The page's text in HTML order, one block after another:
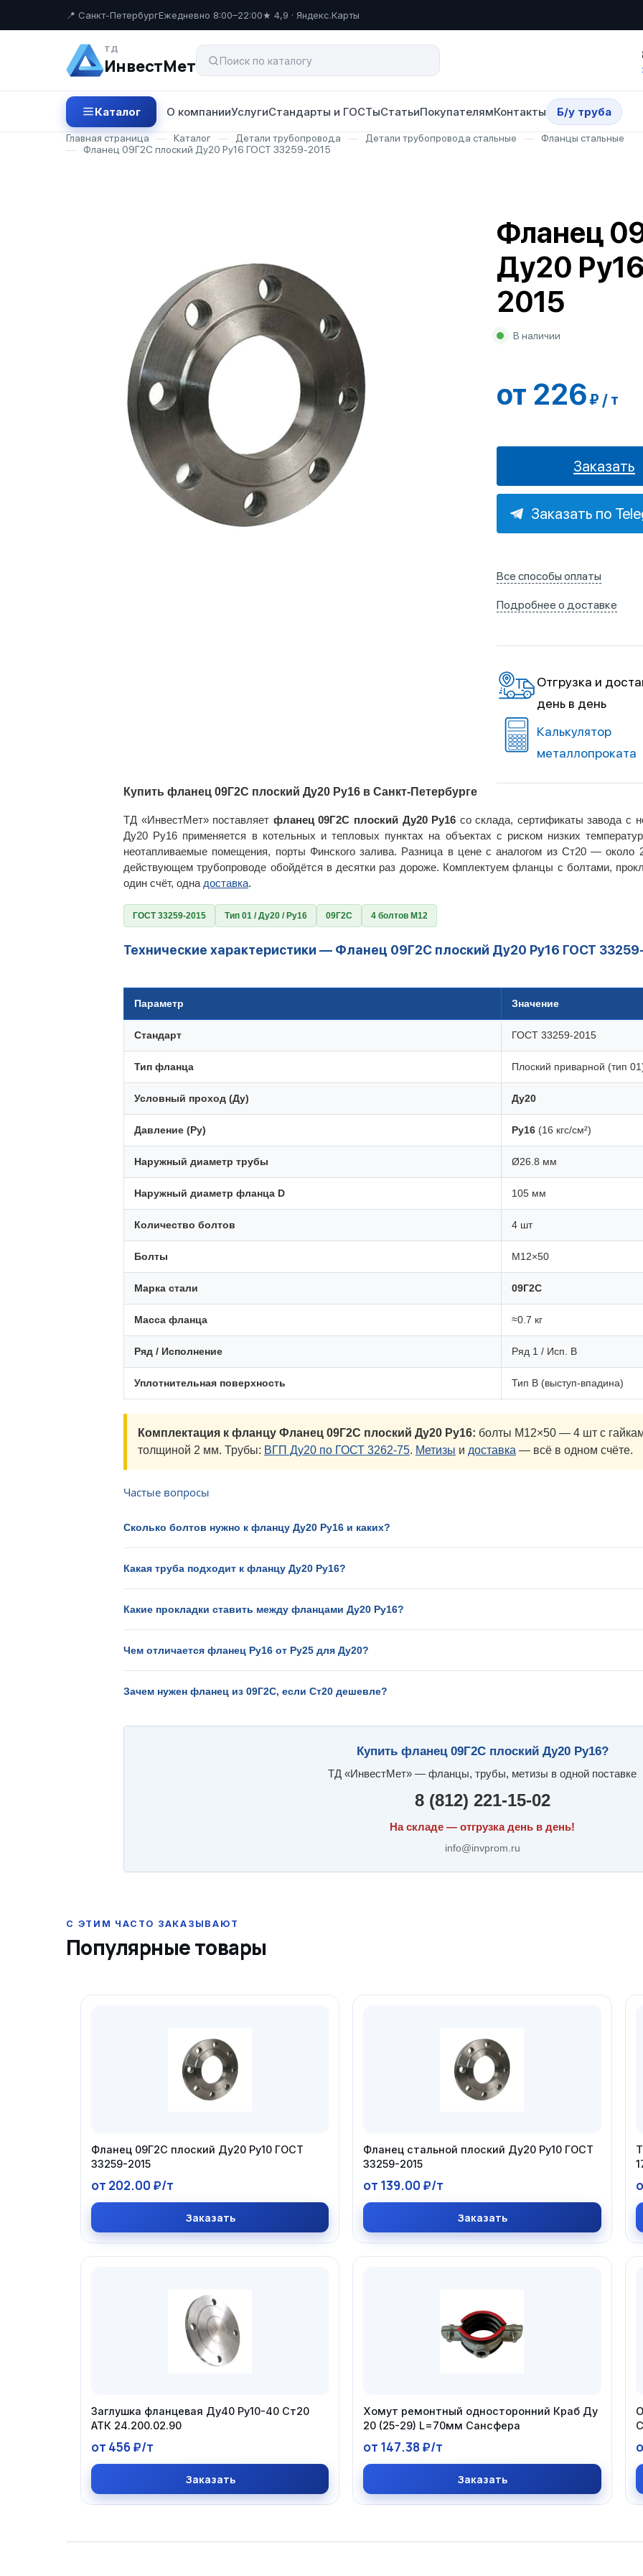
📍 Санкт-ПетербургЕжедневно 8:00–22:00★ 4,9 · Яндекс.Карты
ТД
ИнвестМет
Каталог О компанииУслугиСтандарты и ГОСТыСтатьиПокупателямКонтакты Б/у труба
Главная страница — Каталог — Детали трубопровода — Детали трубопровода стальные —
Фланцы стальные
—
Фланец 09Г2С плоский Ду20 Ру16 ГОСТ 33259-2015
Фланец
Ду20
2015
В наличии
от 226 ₽ / т
Заказать
Заказать по
Все способы оплаты
Подробнее о доставке
Отгрузка и
день в день
Калькулятор
металлопроката
Купить фланец 09Г2С плоский Ду20 Ру16 в Санкт-Петербурге
ТД «ИнвестМет» поставляет фланец 09Г2С плоский Ду20 Ру16 со склада, сертификаты завода с
Ду20 Ру16 применяется в котельных и тепловых пунктах на объектах с риском низких
неотапливаемые помещения, порты Финского залива. Разница в цене с аналогом из Ст20 — около
действующем трубопроводе обойдётся в десятки раз дороже. Комплектуем фланцы с болтами,
один счёт, одна доставка.
ГОСТ 33259-2015 Тип 01 / Ду20 / Ру16 09Г2С 4 болтов М12
Технические характеристики — Фланец 09Г2С плоский Ду20 Ру16 ГОСТ
Параметр Значение
Стандарт ГОСТ 33259-2015
Тип фланца Плоский приварной (тип
Условный проход (Ду) Ду20
Давление (Ру) Ру16 (16 кгс/см²)
Наружный диаметр трубы Ø26.8 мм
Наружный диаметр фланца D 105 мм
Количество болтов 4 шт
Болты М12×50
Марка стали 09Г2С
Масса фланца ≈0.7 кг
Ряд / Исполнение Ряд 1 / Исп. B
Уплотнительная поверхность Тип B (выступ-впадина)
Комплектация к фланцу Фланец 09Г2С плоский Ду20 Ру16: болты М12×50 — 4 шт с
толщиной 2 мм. Трубы: ВГП Ду20 по ГОСТ 3262-75. Метизы и доставка — всё в одном счёте.
Частые вопросы
Сколько болтов нужно к фланцу Ду20 Ру16 и каких?
Какая труба подходит к фланцу Ду20 Ру16?
Какие прокладки ставить между фланцами Ду20 Ру16?
Чем отличается фланец Ру16 от Ру25 для Ду20?
Зачем нужен фланец из 09Г2С, если Ст20 дешевле?
Купить фланец 09Г2С плоский Ду20 Ру16?
ТД «ИнвестМет» — фланцы, трубы, метизы в одной поставке
8 (812) 221-15-02
На складе — отгрузка день в день!
info@invprom.ru
Популярные товары
Фланец 09Г2С плоский Ду20 Ру10 ГОСТ
33259-2015
от 202.00 ₽/т
Заказать
Фланец стальной плоский Ду20 Ру10 ГОСТ
33259-2015
от 139.00 ₽/т
Заказать
Заглушка фланцевая Ду40 Ру10-40 Ст20
АТК 24.200.02.90
от 456 ₽/т
Заказать
Хомут ремонтный односторонний Краб Ду
20 (25-29) L=70мм Сансфера
от 147.38 ₽/т
Заказать